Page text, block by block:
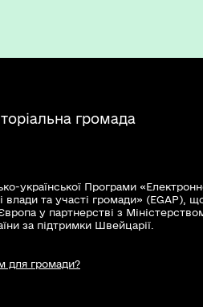
громада
української Програми
влади та участі громади» (EGAP),
у партнерстві з
за підтримки Швейцарії.
для громади?